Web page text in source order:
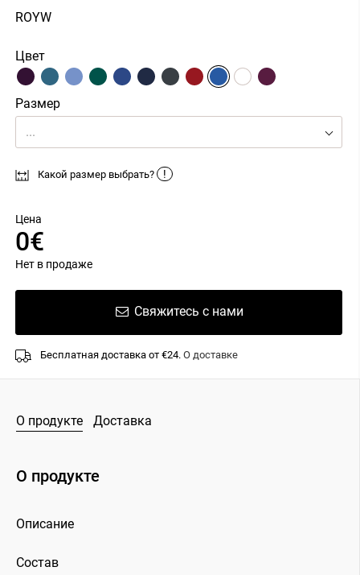
ROYW
Цвет
Размер
...
Какой размер выбрать? !
Цена
0€
Нет в продаже
Свяжитесь с нами
Бесплатная доставка от €24. О доставке
О продукте Доставка
О продукте
Описание
Состав